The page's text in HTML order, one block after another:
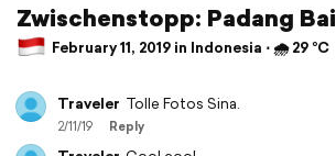
Zwischenstopp: Padang Bai
February 11, 2019 in Indonesia ⋅ 🌧 29 °C
Traveler Tolle Fotos Sina.
2/11/19 Reply